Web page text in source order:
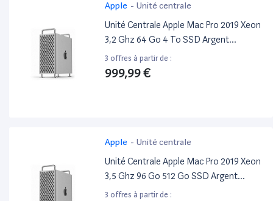
Apple - Unité centrale
Unité Centrale Apple Mac Pro 2019 Xeon
3,2 Ghz 64 Go 4 To SSD Argent
Reconditionné
3 offres à partir de :
999,99 €
Apple - Unité centrale
Unité Centrale Apple Mac Pro 2019 Xeon
3,5 Ghz 96 Go 512 Go SSD Argent
Reconditionné
3 offres à partir de :